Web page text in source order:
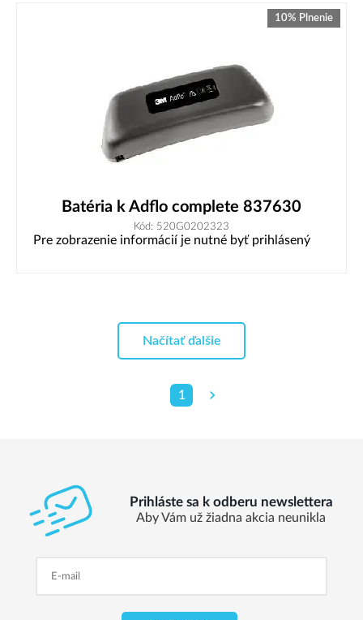
10% Plnenie
Batéria k Adflo complete 837630
Kód: 520G0202323
Pre zobrazenie informácií je nutné byť prihlásený
Načítať ďalšie
1
Prihláste sa k odberu newslettera
Aby Vám už žiadna akcia neunikla